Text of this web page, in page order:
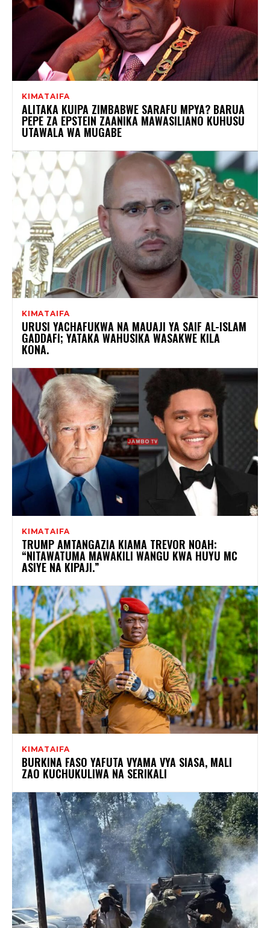
KIMATAIFA
ALITAKA KUIPA ZIMBABWE SARAFU MPYA? BARUA
PEPE ZA EPSTEIN ZAANIKA MAWASILIANO KUHUSU
UTAWALA WA MUGABE
KIMATAIFA
URUSI YACHAFUKWA NA MAUAJI YA SAIF AL-ISLAM
GADDAFI; YATAKA WAHUSIKA WASAKWE KILA
KONA.
KIMATAIFA
TRUMP AMTANGAZIA KIAMA TREVOR NOAH:
“NITAWATUMA MAWAKILI WANGU KWA HUYU MC
ASIYE NA KIPAJI.”
KIMATAIFA
BURKINA FASO YAFUTA VYAMA VYA SIASA, MALI
ZAO KUCHUKULIWA NA SERIKALI